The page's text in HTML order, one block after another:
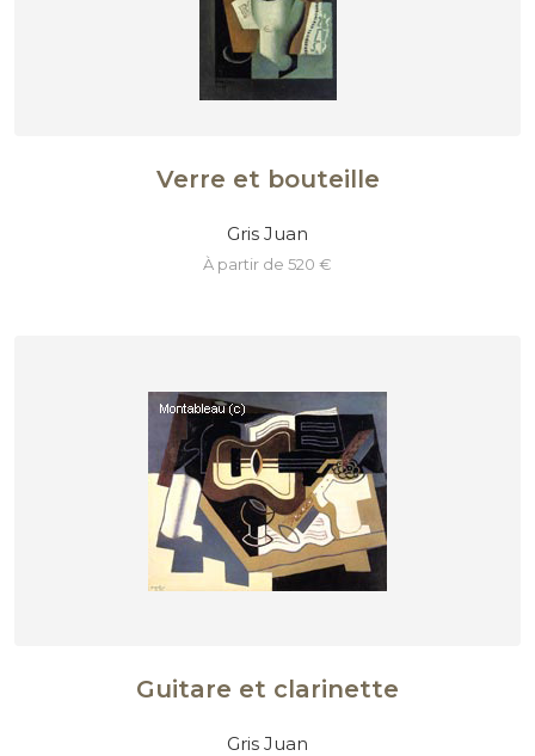
Verre et bouteille
Gris Juan
à partir de 520 €
Guitare et clarinette
Gris Juan